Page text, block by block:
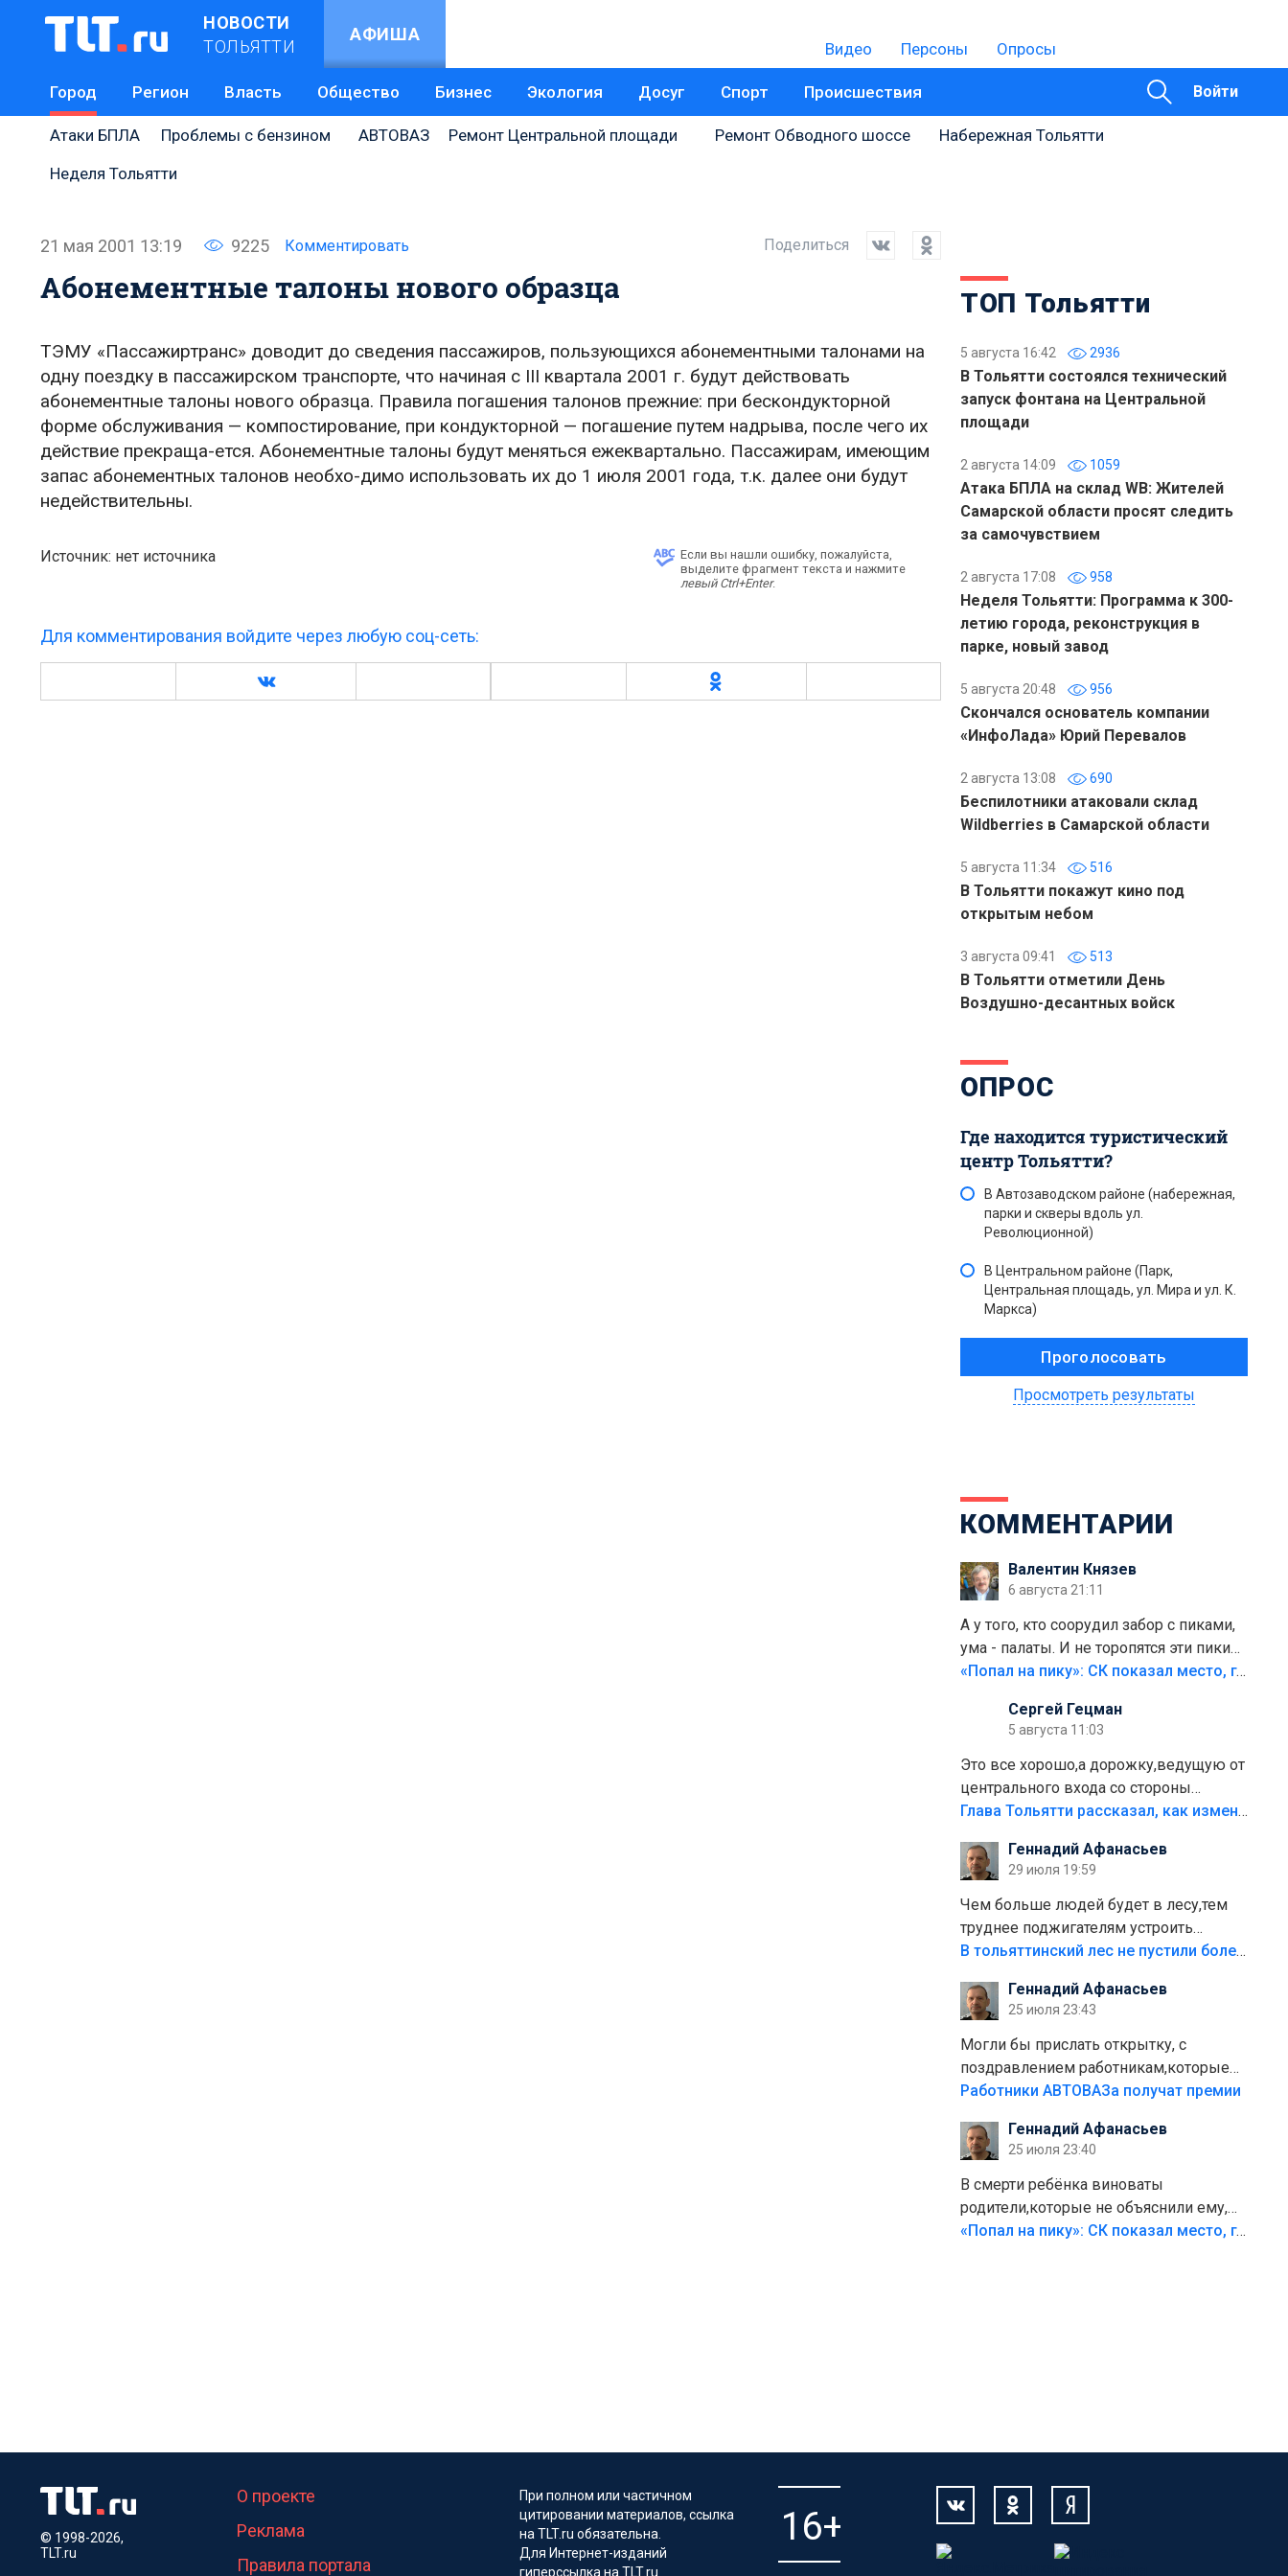
НОВОСТИ
ТОЛЬЯТТИ
АФИША
Видео Персоны Опросы
Город Регион Власть Общество Бизнес Экология Досуг Спорт Происшествия Войти
Атаки БПЛА Проблемы с бензином АВТОВАЗ Ремонт Центральной площади Ремонт Обводного шоссе
Набережная Тольятти
Неделя Тольятти
21 мая 2001 13:19 9225 Комментировать Поделиться
Абонементные талоны нового образца
ТЭМУ «Пассажиртранс» доводит до сведения пассажиров, пользующихся абонементными талонами на
одну поездку в пассажирском транспорте, что начиная с III квартала 2001 г. будут действовать
абонементные талоны нового образца. Правила погашения талонов прежние: при бескондукторной
форме обслуживания — компостирование, при кондукторной — погашение путем надрыва, после чего их
действие прекраща-ется. Абонементные талоны будут меняться ежеквартально. Пассажирам, имеющим
запас абонементных талонов необхо-димо использовать их до 1 июля 2001 года, т.к. далее они будут
недействительны.
Источник: нет источника
Если вы нашли ошибку, пожалуйста,
выделите фрагмент текста и нажмите
левый Ctrl+Enter.
Для комментирования войдите через любую соц-сеть:
ТОП Тольятти
5 августа 16:42 2936
В Тольятти состоялся технический
запуск фонтана на Центральной
площади
2 августа 14:09 1059
Атака БПЛА на склад WB: Жителей
Самарской области просят следить
за самочувствием
2 августа 17:08 958
Неделя Тольятти: Программа к 300-
летию города, реконструкция в
парке, новый завод
5 августа 20:48 956
Скончался основатель компании
«ИнфоЛада» Юрий Перевалов
2 августа 13:08 690
Беспилотники атаковали склад
Wildberries в Самарской области
5 августа 11:34 516
В Тольятти покажут кино под
открытым небом
3 августа 09:41 513
В Тольятти отметили День
Воздушно-десантных войск
ОПРОС
Где находится туристический
центр Тольятти?
В Автозаводском районе (набережная,
парки и скверы вдоль ул.
Революционной)
В Центральном районе (Парк,
Центральная площадь, ул. Мира и ул. К.
Маркса)
Просмотреть результаты
КОММЕНТАРИИ
Валентин Князев
6 августа 21:11
А у того, кто соорудил забор с пиками,
ума - палаты. И не торопятся эти пики
срезать
«Попал на пику»: СК показал место, где был смертельно травмирован ребенок в Тольятти
Сергей Гецман
5 августа 11:03
Это все хорошо,а дорожку,ведущую от
центрального входа со стороны
кафе"Мираж" к аттракционам слабо
плитки не хватило,т.к.осенью и зимой
лежала в парке и испортилась.Да
еще,видимо,часть украли.
Глава Тольятти рассказал, как изменится парк Центрального района
Геннадий Афанасьев
29 июля 19:59
Чем больше людей будет в лесу,тем
труднее поджигателям устроить
пожар.Тех кто разводит костры,тех
полно стоит,почему водители всё
равно едут в лес? Штрафы мизерные.
В тольяттинский лес не пустили более тысячи автомобилей
Геннадий Афанасьев
25 июля 23:43
Могли бы прислать открытку, с
поздравлением работникам,которые
больше сорока лет отработали на
Работники АВТОВАЗа получат премии
Геннадий Афанасьев
25 июля 23:40
В смерти ребёнка виноваты
родители,которые не объяснили ему,
что такое хорошо и что такое плохо!
«Попал на пику»: СК показал место, где был смертельно травмирован ребенок в Тольятти
© 1998-2026,
TLT.ru
О проекте
Реклама
Правила портала
При полном или частичном
цитировании материалов, ссылка
на TLT.ru обязательна.
Для Интернет-изданий
гиперссылка на TLT.ru